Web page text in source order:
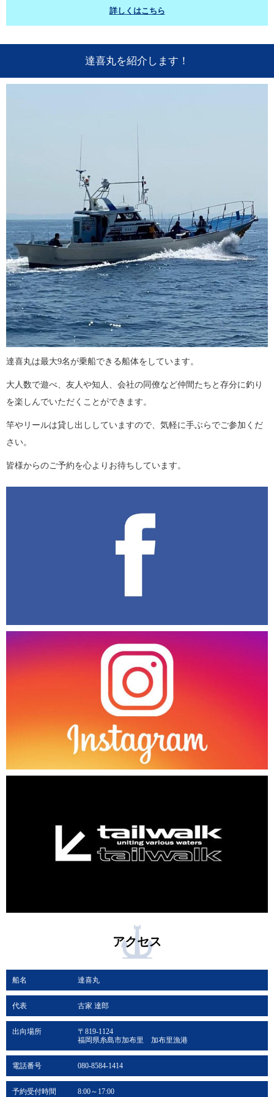
詳しくはこちら
達喜丸を紹介します！
達喜丸は最大9名が乗船できる船体をしています。
大人数で遊べ、友人や知人、会社の同僚など仲間たちと存分に釣り
を楽しんでいただくことができます。
竿やリールは貸し出ししていますので、気軽に手ぶらでご参加くだ
さい。
皆様からのご予約を心よりお待ちしています。
アクセス
船名 達喜丸
代表 古家 達郎
出向場所
〒819-1124
福岡県糸島市加布里 加布里漁港
電話番号 080-8584-1414
予約受付時間 8:00～17:00